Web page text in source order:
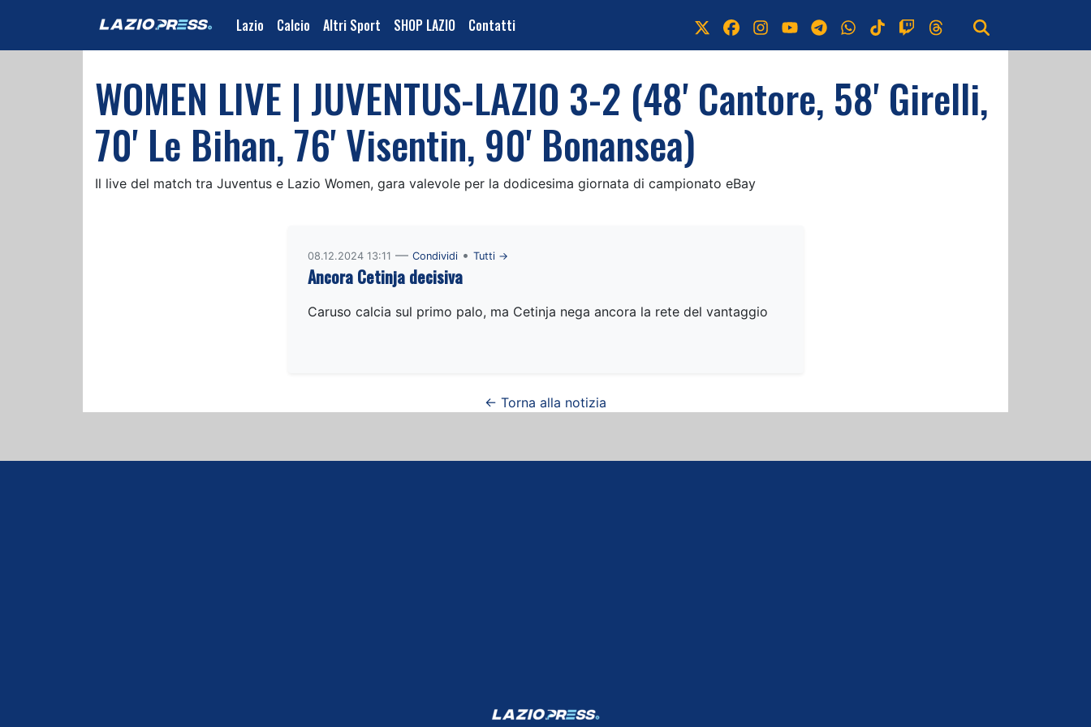
Lazio Calcio Altri Sport SHOP LAZIO Contatti
WOMEN LIVE | JUVENTUS-LAZIO 3-2 (48' Cantore, 58' Girelli,
70' Le Bihan, 76' Visentin, 90' Bonansea)
Il live del match tra Juventus e Lazio Women, gara valevole per la dodicesima giornata di campionato eBay
08.12.2024 13:11 — Condividi• Tutti →
Ancora Cetinja decisiva
Caruso calcia sul primo palo, ma Cetinja nega ancora la rete del vantaggio
← Torna alla notizia